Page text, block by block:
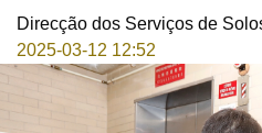
Direcção dos Serviços de
2025-03-12 12:52